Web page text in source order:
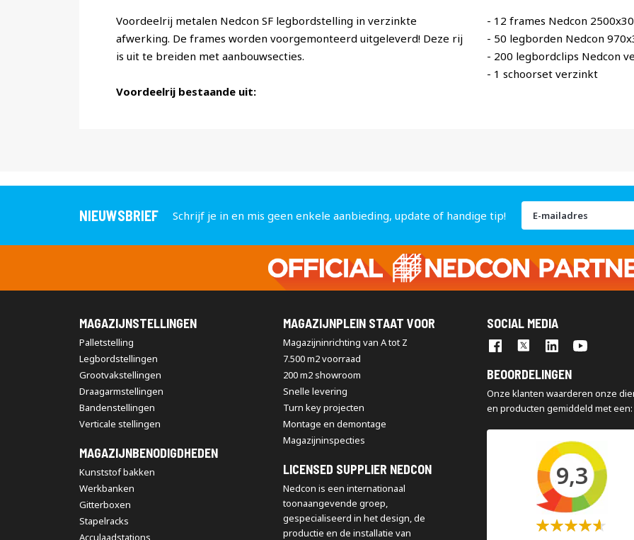
Voordeelrij metalen Nedcon SF legbordstelling in verzinkte
afwerking. De frames worden voorgemonteerd uitgeleverd! Deze rij
is uit te breiden met aanbouwsecties.
Voordeelrij bestaande uit:
- 12 frames Nedcon
- 50 legborden Nedcon
- 200 legbordclips Nedcon
- 1 schoorset verzinkt
NIEUWSBRIEF Schrijf je in en mis geen enkele aanbieding, update of handige tip!
Abonneer
op
onze
nieuwsbrief
MAGAZIJNSTELLINGEN
Palletstelling
Legbordstellingen
Grootvakstellingen
Draagarmstellingen
Bandenstellingen
Verticale stellingen
MAGAZIJNBENODIGDHEDEN
Kunststof bakken
Werkbanken
Gitterboxen
Stapelracks
Acculaadstations
MAGAZIJNPLEIN STAAT VOOR
Magazijninrichting van A tot Z
7.500 m2 voorraad
200 m2 showroom
Snelle levering
Turn key projecten
Montage en demontage
Magazijninspecties
LICENSED SUPPLIER NEDCON
Nedcon is een internationaal
toonaangevende groep,
gespecialiseerd in het design, de
productie en de installatie van
SOCIAL MEDIA
BEOORDELINGEN
Onze klanten waarderen onze
en producten gemiddeld met een:
9,3
Waardering: